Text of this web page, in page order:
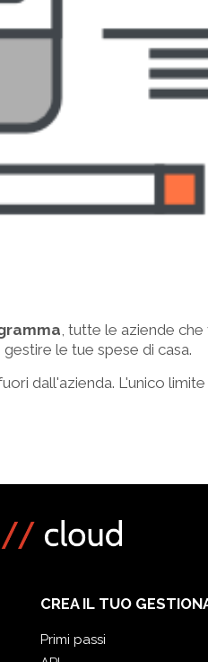
, tutte le aziende che
le tue spese di casa.
dall'azienda. L'unico limite
CREA IL TUO
Primi passi